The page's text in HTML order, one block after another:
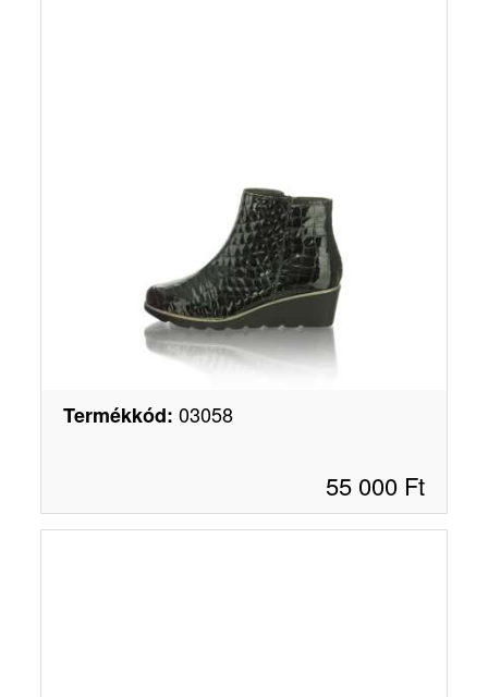
Termékkód: 03058
55 000 Ft